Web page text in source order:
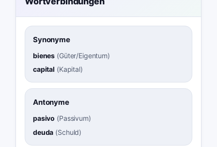
Synonyme
bienes (Güter/Eigentum)
capital (Kapital)
Antonyme
pasivo (Passivum)
deuda (Schuld)